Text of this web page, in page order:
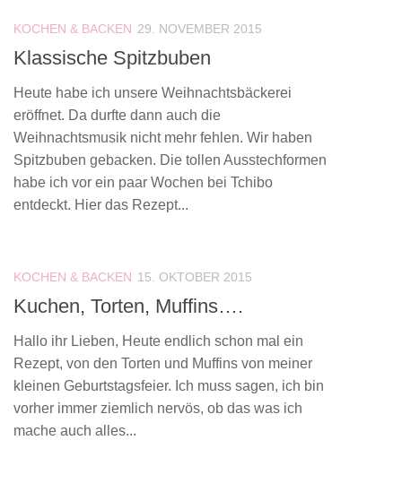
KOCHEN & BACKEN 29. NOVEMBER 2015
Klassische Spitzbuben
Heute habe ich unsere Weihnachtsbäckerei
eröffnet. Da durfte dann auch die
Weihnachtsmusik nicht mehr fehlen. Wir haben
Spitzbuben gebacken. Die tollen Ausstechformen
habe ich vor ein paar Wochen bei Tchibo
entdeckt. Hier das Rezept...
KOCHEN & BACKEN 15. OKTOBER 2015
Kuchen, Torten, Muffins….
Hallo ihr Lieben, Heute endlich schon mal ein
Rezept, von den Torten und Muffins von meiner
kleinen Geburtstagsfeier. Ich muss sagen, ich bin
vorher immer ziemlich nervös, ob das was ich
mache auch alles...